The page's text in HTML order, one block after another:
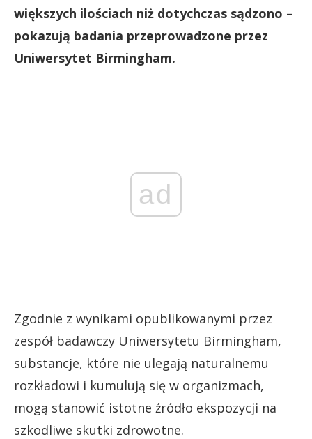
większych ilościach niż dotychczas sądzono –
pokazują badania przeprowadzone przez
Uniwersytet Birmingham.
ad
Zgodnie z wynikami opublikowanymi przez
zespół badawczy Uniwersytetu Birmingham,
substancje, które nie ulegają naturalnemu
rozkładowi i kumulują się w organizmach,
mogą stanowić istotne źródło ekspozycji na
szkodliwe skutki zdrowotne.